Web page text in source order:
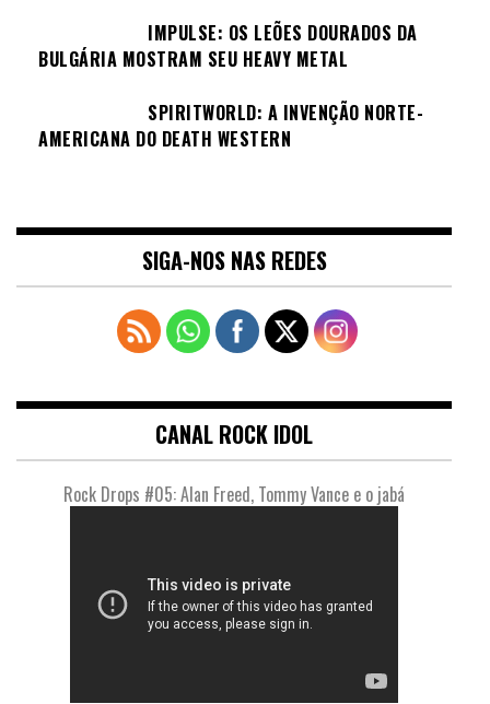
IMPULSE: OS LEÕES DOURADOS DA
BULGÁRIA MOSTRAM SEU HEAVY METAL
SPIRITWORLD: A INVENÇÃO NORTE-
AMERICANA DO DEATH WESTERN
SIGA-NOS NAS REDES
CANAL ROCK IDOL
Rock Drops #05: Alan Freed, Tommy Vance e o jabá